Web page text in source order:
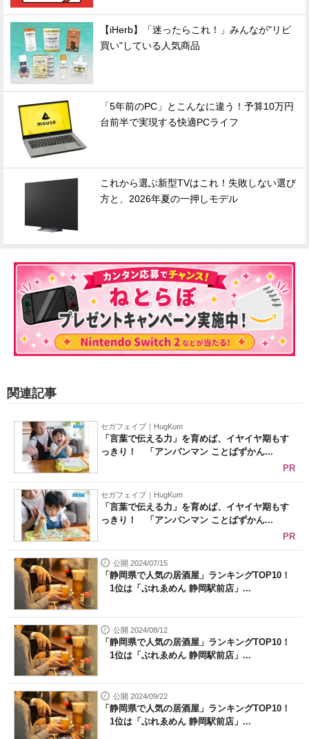
【iHerb】「迷ったらこれ！」みんなが"リピ
買い"している人気商品
「5年前のPC」とこんなに違う！予算10万円
台前半で実現する快適PCライフ
これから選ぶ新型TVはこれ！失敗しない選び
方と、2026年夏の一押しモデル
関連記事
セガフェイブ｜HugKum
「言葉で伝える力」を育めば、イヤイヤ期もす
っきり！ 「アンパンマン ことばずかん...
PR
セガフェイブ｜HugKum
「言葉で伝える力」を育めば、イヤイヤ期もす
っきり！ 「アンパンマン ことばずかん...
PR
公開 2024/07/15
「静岡県で人気の居酒屋」ランキングTOP10！
1位は「ぶれゑめん 静岡駅前店」...
公開 2024/08/12
「静岡県で人気の居酒屋」ランキングTOP10！
1位は「ぶれゑめん 静岡駅前店」...
公開 2024/09/22
「静岡県で人気の居酒屋」ランキングTOP10！
1位は「ぶれゑめん 静岡駅前店」...